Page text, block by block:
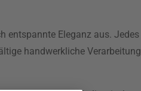
entspannte Eleganz aus. Jedes
handwerkliche Verarbeitung